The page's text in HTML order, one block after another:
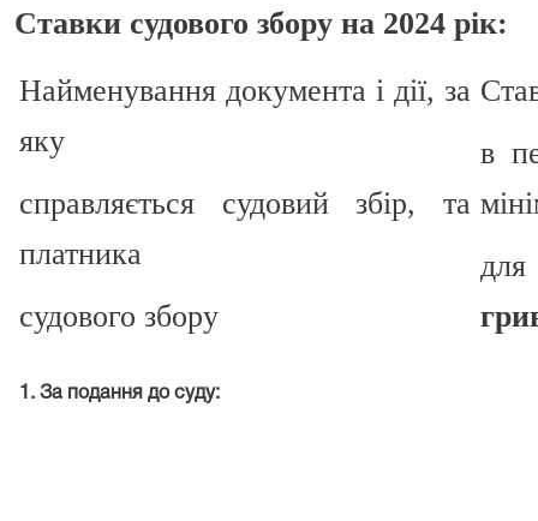
Ставки судового збору на 2024 рік:
Найменування документа і дії, за
яку
справляється судовий збір, та
платника
судового збору
в
1. За подання до суду: